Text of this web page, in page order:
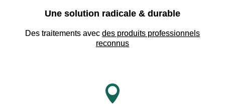
Une solution radicale & durable
Des traitements avec des produits professionnels
reconnus
